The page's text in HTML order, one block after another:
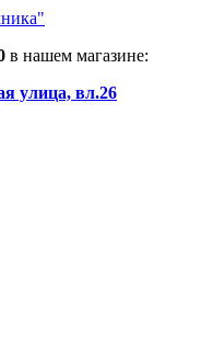
в нашем магазине:
улица, вл.26